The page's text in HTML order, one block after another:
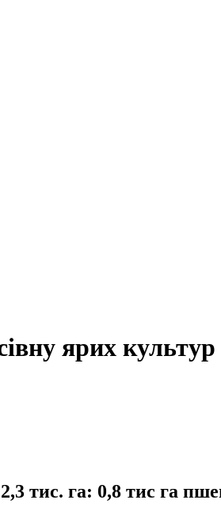
ярих культур
тис. га: 0,8 тис га